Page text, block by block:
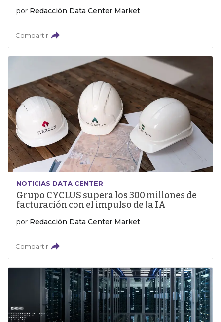
por Redacción Data Center Market
Compartir
NOTICIAS DATA CENTER
Grupo CYCLUS supera los 300 millones de
facturación con el impulso de la IA
por Redacción Data Center Market
Compartir